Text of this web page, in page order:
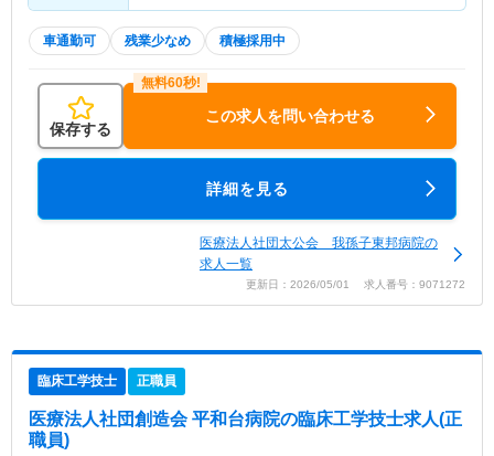
車通勤可 残業少なめ 積極採用中
保存する
この求人を問い合わせる
詳細を見る
医療法人社団太公会 我孫子東邦病院の
求人一覧
更新日：2026/05/01 求人番号：9071272
臨床工学技士 正職員
医療法人社団創造会 平和台病院の臨床工学技士求人(正
職員)